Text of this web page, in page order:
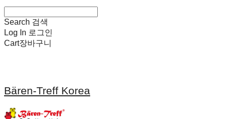
Search 검색
Log In 로그인
Cart장바구니
Bären-Treff Korea